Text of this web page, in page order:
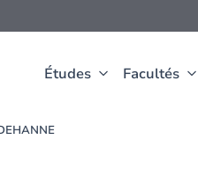
Études Facultés